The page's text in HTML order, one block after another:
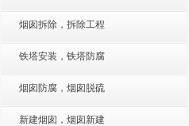
烟囱拆除，拆除工程
铁塔安装，铁塔防腐
烟囱防腐，烟囱脱硫
新建烟囱，烟囱新建